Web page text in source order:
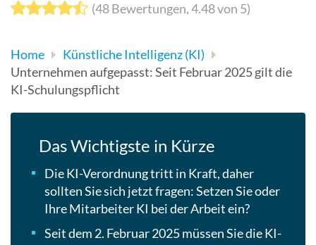
(48Bewertungen,4.48von 5)
Home
Künstliche Intelligenz (KI)
Unternehmen aufgepasst: Seit Februar 2025 gilt die
KI-Schulungspflicht
Das Wichtigste in Kürze
Die KI-Verordnung tritt in Kraft, daher
sollten Sie sich jetzt fragen: Setzen Sie oder
Ihre Mitarbeiter KI bei der Arbeit ein?
Seit dem 2. Februar 2025 müssen Sie die KI-